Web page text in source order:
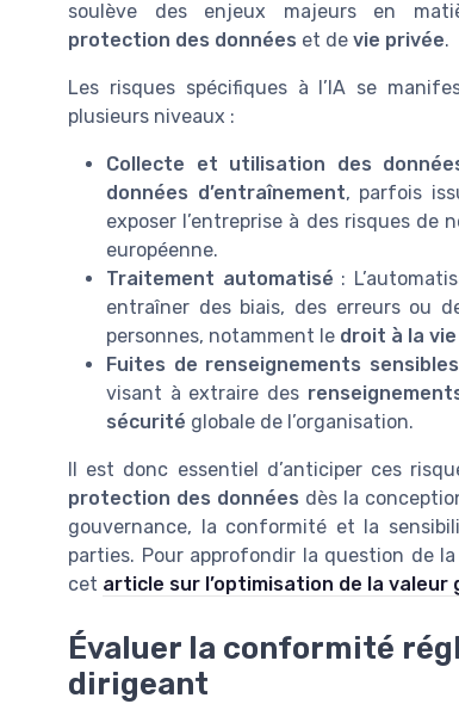
soulève des enjeux majeurs en
protection des données et de vie privée.
Les risques spécifiques à l’IA se
plusieurs niveaux :
Collecte et utilisation des
données d’entraînement, parfois
exposer l’entreprise à des risques de
européenne.
Traitement automatisé :
entraîner des biais, des erreurs ou
personnes, notamment le droit à la
Fuites de renseignements sensibles
visant à extraire des
sécurité globale de l’organisation.
Il est donc essentiel d’anticiper ces
protection des données dès la
gouvernance, la conformité et la
parties. Pour approfondir la question de
cet article sur l’optimisation de la valeur
Évaluer la conformité
dirigeant